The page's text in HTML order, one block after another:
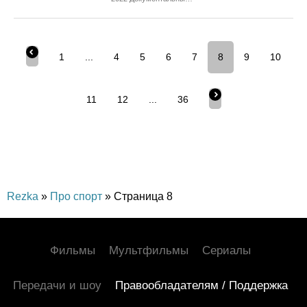
1 4 5 6 7 8 9 10
11 12 36
Rezka » Про спорт » Страница 8
Фильмы Мультфильмы Сериалы
Передачи и шоу Правообладателям / Поддержка